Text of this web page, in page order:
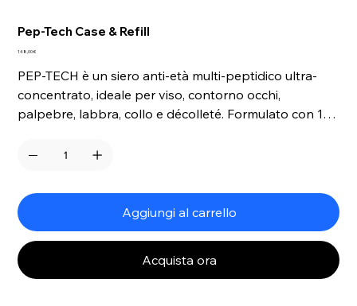
Pep-Tech Case & Refill
Prezzo
148,00 €
PEP-TECH è un siero anti-età multi-peptidico ultra-
concentrato, ideale per viso, contorno occhi,
palpebre, labbra, collo e décolleté. Formulato con 15
in profondità, migliora il turgore cutaneo e contrasta i
visibilmente più levigata, tonica e luminosa.
Aggiungi al carrello
Acquista ora